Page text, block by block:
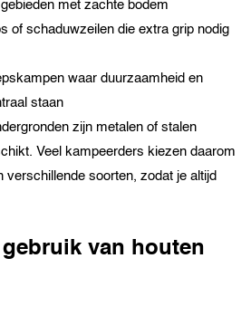
met zachte bodem
of schaduwzeilen die extra grip nodig
waar duurzaamheid en
staan
zijn metalen of stalen
Veel kampeerders kiezen daarom
verschillende soorten, zodat je altijd
van houten